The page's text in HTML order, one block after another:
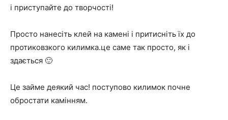
і приступайте до творчості!
Просто нанесіть клей на камені і притисніть їх до
протиковзкого килимка.це саме так просто, як і
здається 🙂
Це займе деякий час! поступово килимок почне
обростати камінням.